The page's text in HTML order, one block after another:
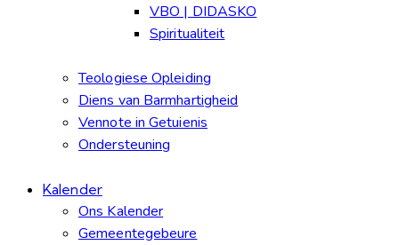
VBO | DIDASKO
Spiritualiteit
Teologiese Opleiding
Diens van Barmhartigheid
Vennote in Getuienis
Ondersteuning
Kalender
Ons Kalender
Gemeentegebeure